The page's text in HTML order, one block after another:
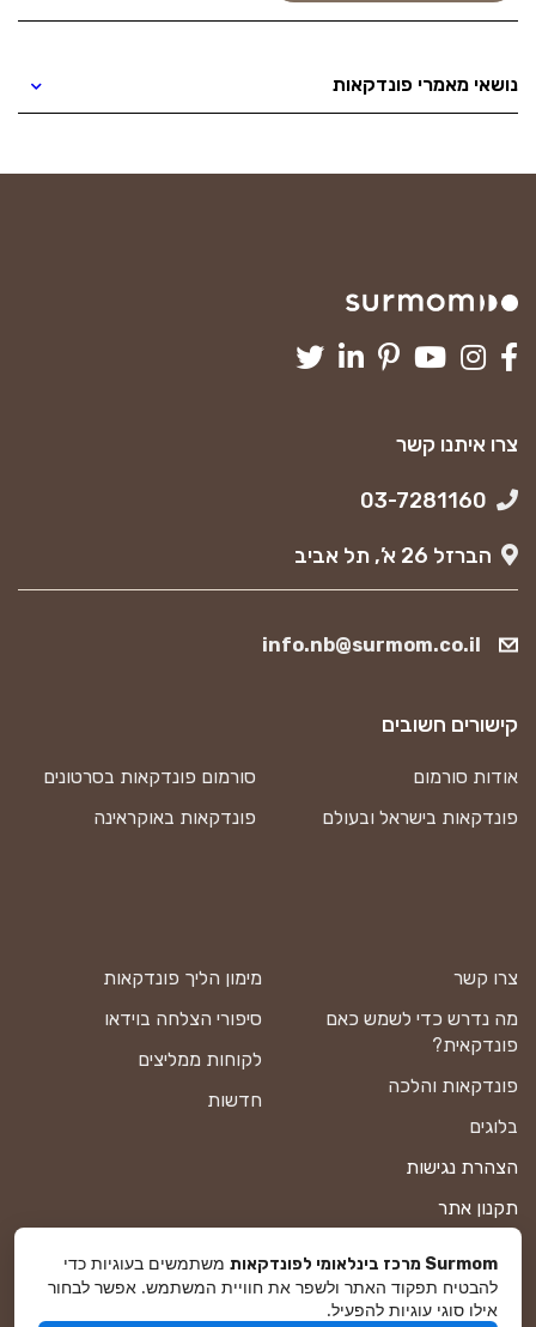
נושאי מאמרי פונדקאות
צרו איתנו קשר
הברזל 26 א’, תל אביב
info.nb@surmom.co.il
צרו קשר
מה נדרש כדי לשמש כאם
פונדקאית?
פונדקאות והלכה
בלוגים
הצהרת נגישות
תקנון אתר
מפת אתר
מימון הליך פונדקאות
סיפורי הצלחה בוידאו
לקוחות ממליצים
חדשות
קישורים חשובים
אודות סורמום
סורמום פונדקאות בסרטונים
פונדקאות בישראל ובעולם
פונדקאות באוקראינה
Surmom מרכז בינלאומי לפונדקאות
משתמשים בעוגיות כדי
להבטיח תפקוד האתר ולשפר את חוויית המשתמש. אפשר לבחור
אילו סוגי עוגיות להפעיל.